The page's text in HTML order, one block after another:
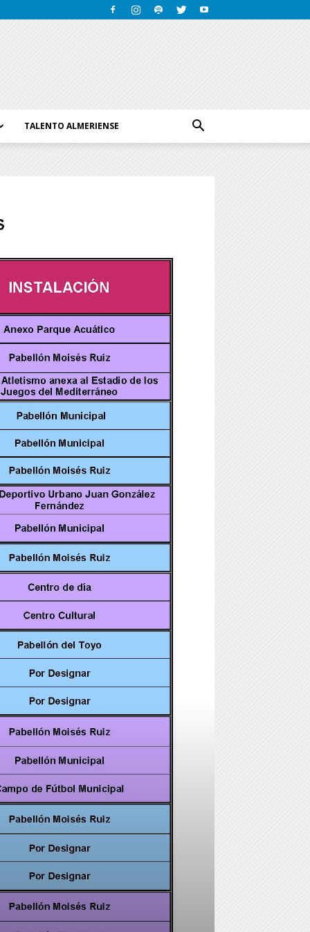
TALENTO ALMERIENSE